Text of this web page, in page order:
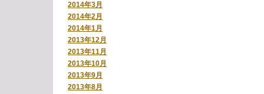
2014年3月
2014年2月
2014年1月
2013年12月
2013年11月
2013年10月
2013年9月
2013年8月